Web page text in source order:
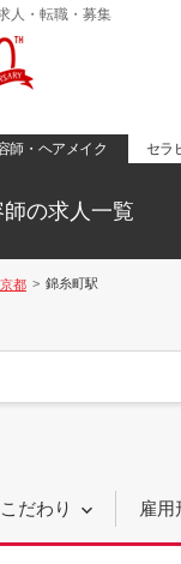
人・転職・募集
師・ヘアメイク セラ
の求人一覧
都 錦糸町駅
こだわり 雇用